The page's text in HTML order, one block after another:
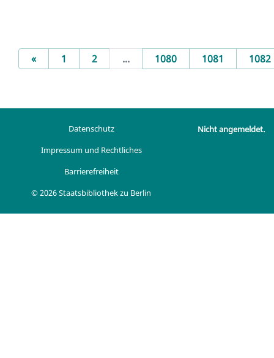
«Previous
1 2 ... 1080 1081 1082
Datenschutz
Impressum und Rechtliches
Barrierefreiheit
© 2026 Staatsbibliothek zu Berlin
Nicht angemeldet.